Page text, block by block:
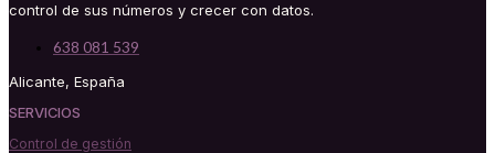
control de sus números y crecer con datos.
638 081 539
Alicante, España
SERVICIOS
Control de gestión